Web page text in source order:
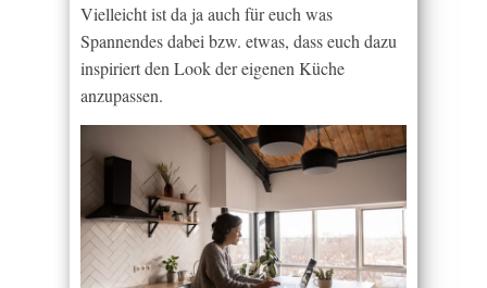
Vielleicht ist da ja auch für euch was
Spannendes dabei bzw. etwas, dass euch dazu
inspiriert den Look der eigenen Küche
anzupassen.